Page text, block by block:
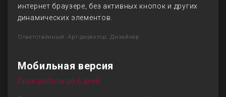
интернет браузере, без активных кнопок и других
динамических элементов.
Ответственный: Арт-директор, Дизайнер
Мобильная версия
Срок работы до 6 дней